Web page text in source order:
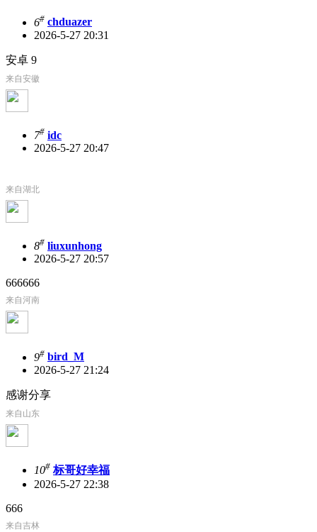
6# chduazer
2026-5-27 20:31
安卓 9
来自安徽
7# idc
2026-5-27 20:47
来自湖北
8# liuxunhong
2026-5-27 20:57
666666
来自河南
9# bird_M
2026-5-27 21:24
感谢分享
来自山东
10# 标哥好幸福
2026-5-27 22:38
666
来自吉林